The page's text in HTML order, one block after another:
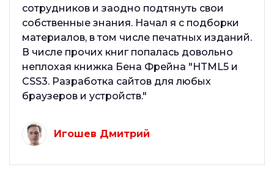
сотрудников и заодно подтянуть свои
собственные знания. Начал я с подборки
материалов, в том числе печатных изданий.
В числе прочих книг попалась довольно
неплохая книжка Бена Фрейна "HTML5 и
CSS3. Разработка сайтов для любых
браузеров и устройств."
Игошев Дмитрий